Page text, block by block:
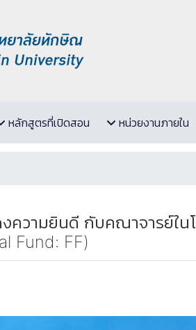
หลักสูตรที่เปิดสอน หน่วยงานภายใน
วามยินดี กับคณาจารย์ใน
Fund: FF)